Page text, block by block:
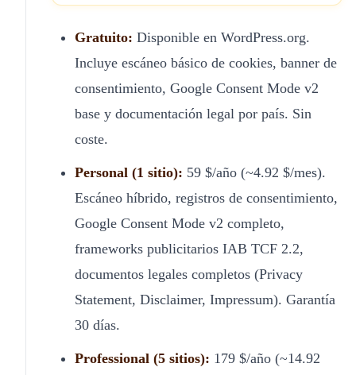
Gratuito: Disponible en WordPress.org.
Incluye escáneo básico de cookies, banner de
consentimiento, Google Consent Mode v2
base y documentación legal por país. Sin
coste.
Personal (1 sitio): 59 $/año (~4.92 $/mes).
Escáneo híbrido, registros de consentimiento,
Google Consent Mode v2 completo,
frameworks publicitarios IAB TCF 2.2,
documentos legales completos (Privacy
Statement, Disclaimer, Impressum). Garantía
30 días.
Professional (5 sitios): 179 $/año (~14.92